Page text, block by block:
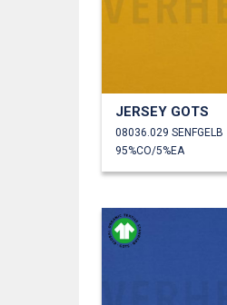
JERSEY GOTS
08036.029 SENFGELB
95%CO/5%EA